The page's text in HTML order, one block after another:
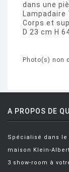
dans une
Lampadaire
Corps et
D 23 cm H
Photo(s) non
A PROPOS DE
Spécialisé dans
maison Klein-
3 show-room à